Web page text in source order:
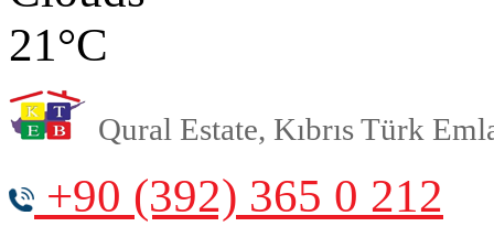
21°C
Qural Estate, Kıbrıs Türk
+90 (392) 365 0 212